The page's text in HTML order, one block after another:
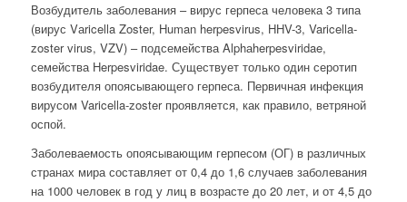
Возбудитель заболевания – вирус герпеса человека 3 типа
(вирус Vаricella Zoster, Human herpesvirus, HHV-3, Varicella-
zoster virus, VZV) – подсемейства Alphаherpesviridae,
семейства Herpesviridae. Существует только один серотип
возбудителя опоясывающего герпеса. Первичная инфекция
вирусом Varicella-zoster проявляется, как правило, ветряной
оспой.
Заболеваемость опоясывающим герпесом (ОГ) в различных
странах мира составляет от 0,4 до 1,6 случаев заболевания
на 1000 человек в год у лиц в возрасте до 20 лет, и от 4,5 до